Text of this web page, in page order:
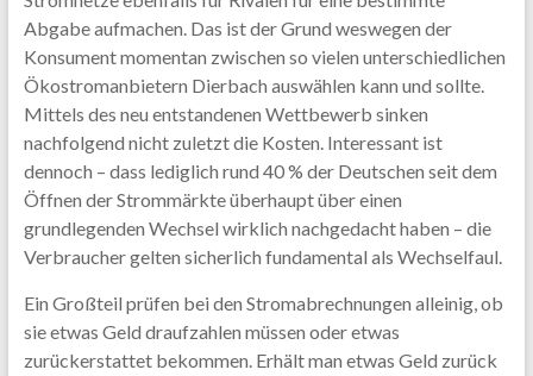
Abgabe aufmachen. Das ist der Grund weswegen der
Konsument momentan zwischen so vielen unterschiedlichen
Ökostromanbietern Dierbach auswählen kann und sollte.
Mittels des neu entstandenen Wettbewerb sinken
nachfolgend nicht zuletzt die Kosten. Interessant ist
dennoch – dass lediglich rund 40 % der Deutschen seit dem
Öffnen der Strommärkte überhaupt über einen
grundlegenden Wechsel wirklich nachgedacht haben – die
Verbraucher gelten sicherlich fundamental als Wechselfaul.
Ein Großteil prüfen bei den Stromabrechnungen alleinig, ob
sie etwas Geld draufzahlen müssen oder etwas
zurückerstattet bekommen. Erhält man etwas Geld zurück